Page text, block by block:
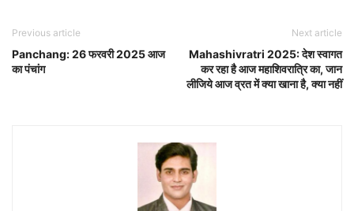
Previous article
Panchang: 26 फरवरी 2025 आज
का पंचांग
Next article
Mahashivratri 2025: देश स्वागत
कर रहा है आज महाशिवरात्रि का, जान
लीजिये आज व्रत में क्या खाना है, क्या नहीं